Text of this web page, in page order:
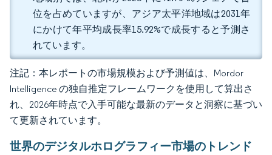
位を占めていますが、アジア太平洋地域は2031年
にかけて年平均成長率15.92%で成長すると予測さ
れています。
注記：本レポートの市場規模および予測値は、Mordor
Intelligence の独自推定フレームワークを使用して算出さ
れ、2026年時点で入手可能な最新のデータと洞察に基づい
て更新されています。
世界のデジタルホログラフィー市場のトレンド